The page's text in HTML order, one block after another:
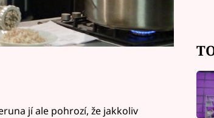
jí ale pohrozí, že jakkoliv